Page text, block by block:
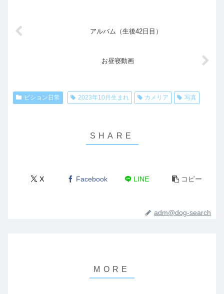
アルバム（生後42日目）
お昼寝動画
ビション日常 2023年10月生まれ カメリア 写真
X Facebook LINE コピー
adm@dog-search